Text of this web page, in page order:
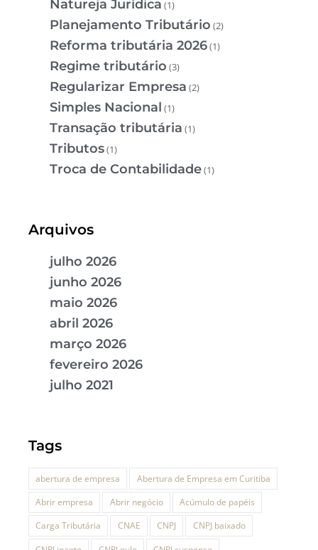
Natureja Jurídica (1)
Planejamento Tributário (2)
Reforma tributária 2026(1)
Regime tributário (3)
Regularizar Empresa (2)
Simples Nacional (1)
Transação tributária (1)
Tributos(1)
Troca de Contabilidade(1)
Arquivos
julho 2026
junho 2026
maio 2026
abril 2026
março 2026
fevereiro 2026
julho 2021
Tags
abertura de empresa
Abertura de Empresa em Curitiba
Abrir empresa
Abrir negócio
Acúmulo de papéis
Carga Tributária
CNAE CNPJ
CNPJ baixado